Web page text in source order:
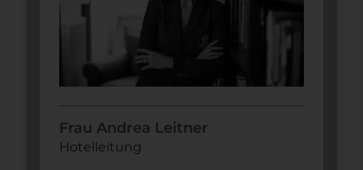
Frau Andrea Leitner
Hotelleitung